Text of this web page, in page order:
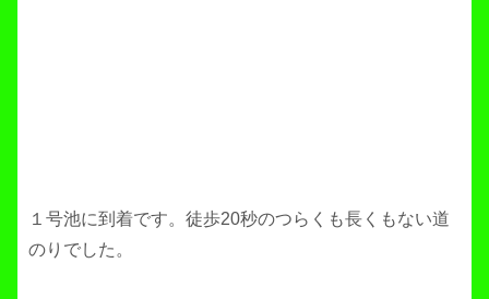
１号池に到着です。徒歩20秒のつらくも長くもない道
のりでした。